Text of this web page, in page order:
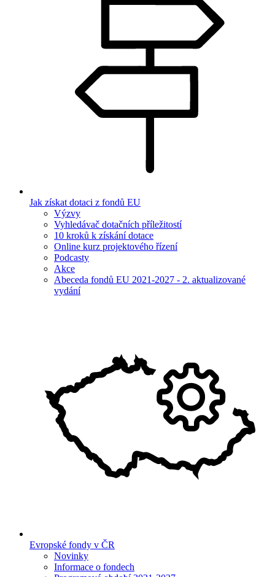
Jak získat dotaci z fondů EU
Výzvy
Vyhledávač dotačních příležitostí
10 kroků k získání dotace
Online kurz projektového řízení
Podcasty
Akce
Abeceda fondů EU 2021-2027 - 2. aktualizované
vydání
Evropské fondy v ČR
Novinky
Informace o fondech